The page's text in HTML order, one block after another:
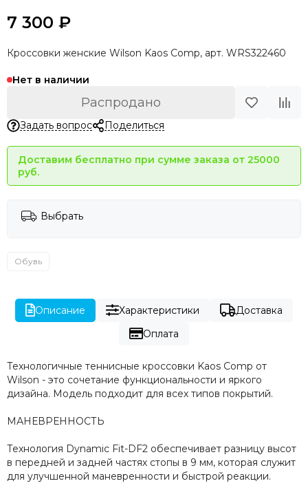
7 300 ₽
Кроссовки женские Wilson Kaos Comp, арт. WRS322460
Нет в наличии
Распродано
Задать вопрос Поделиться
Доставим бесплатно при сумме заказа от 25000
руб.
Выбрать
Обувь
Описание Характеристики
Доставка
Оплата
Технологичные теннисные кроссовки Kaos Comp от
Wilson - это сочетание функциональности и яркого
дизайна. Модель подходит для всех типов покрытий.
МАНЕВРЕННОСТЬ
Технология Dynamic Fit-DF2 обеспечивает разницу высот
в передней и задней частях стопы в 9 мм, которая служит
для улучшенной маневренности и быстрой реакции.